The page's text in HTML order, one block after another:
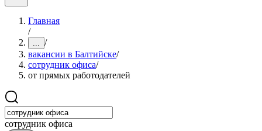
Главная
/
... /
вакансии в Балтийске/
сотрудник офиса/
от прямых работодателей
сотрудник офиса